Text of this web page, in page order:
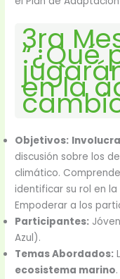
3ra
“¿Qué
en la
Objetivos:
discusión sobre los
climático.
identificar su rol en
Empoderar a los
Participantes:
Azul).
Temas Abordados:
ecosistema marino